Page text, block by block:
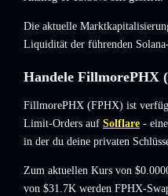
Die aktuelle
Liquidität der führenden
Handele FillmorePHX
FillmorePHX (FPHX) ist
Limit-Orders auf Solflare -
in der du deine privaten
Zum aktuellen Kurs von
von $31.7K werden FPHX-